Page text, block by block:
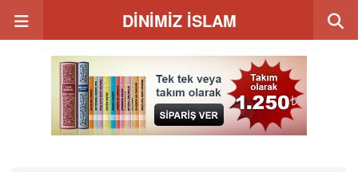
DİNİMİZ İSLAM